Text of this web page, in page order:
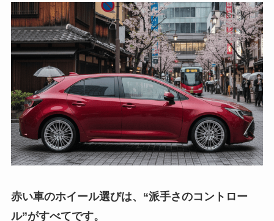
赤い車のホイール選びは、“派手さのコントロー
ル”がすべてです。